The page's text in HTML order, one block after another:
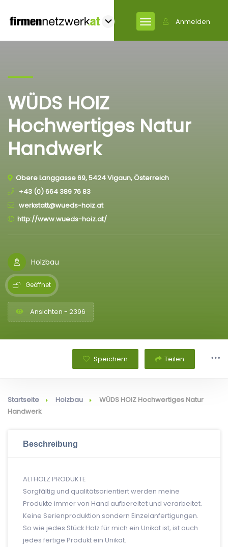
Anmelden
WÜDS HOIZ
Hochwertiges Natur
Handwerk
Obere Langgasse 69, 5424 Vigaun, Österreich
+43 (0) 664 389 76 83
werkstatt@wueds-hoiz.at
http://www.wueds-hoiz.at/
Holzbau
Geöffnet
Ansichten - 2396
Speichern Teilen
Startseite Holzbau
WÜDS HOIZ Hochwertiges Natur
Handwerk
Beschreibung
ALTHOLZ PRODUKTE
Sorgfältig und qualitätsorientiert werden meine
Produkte immer von Hand aufbereitet und verarbeitet.
Keine Serienproduktion sondern Einzelanfertigungen.
So wie jedes Stück Holz für mich ein Unikat ist, ist auch
jedes fertige Produkt ein Unikat.